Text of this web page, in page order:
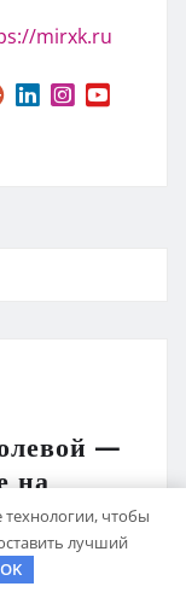
mirxk.ru
—
на
технологии, чтобы
лучший
OK